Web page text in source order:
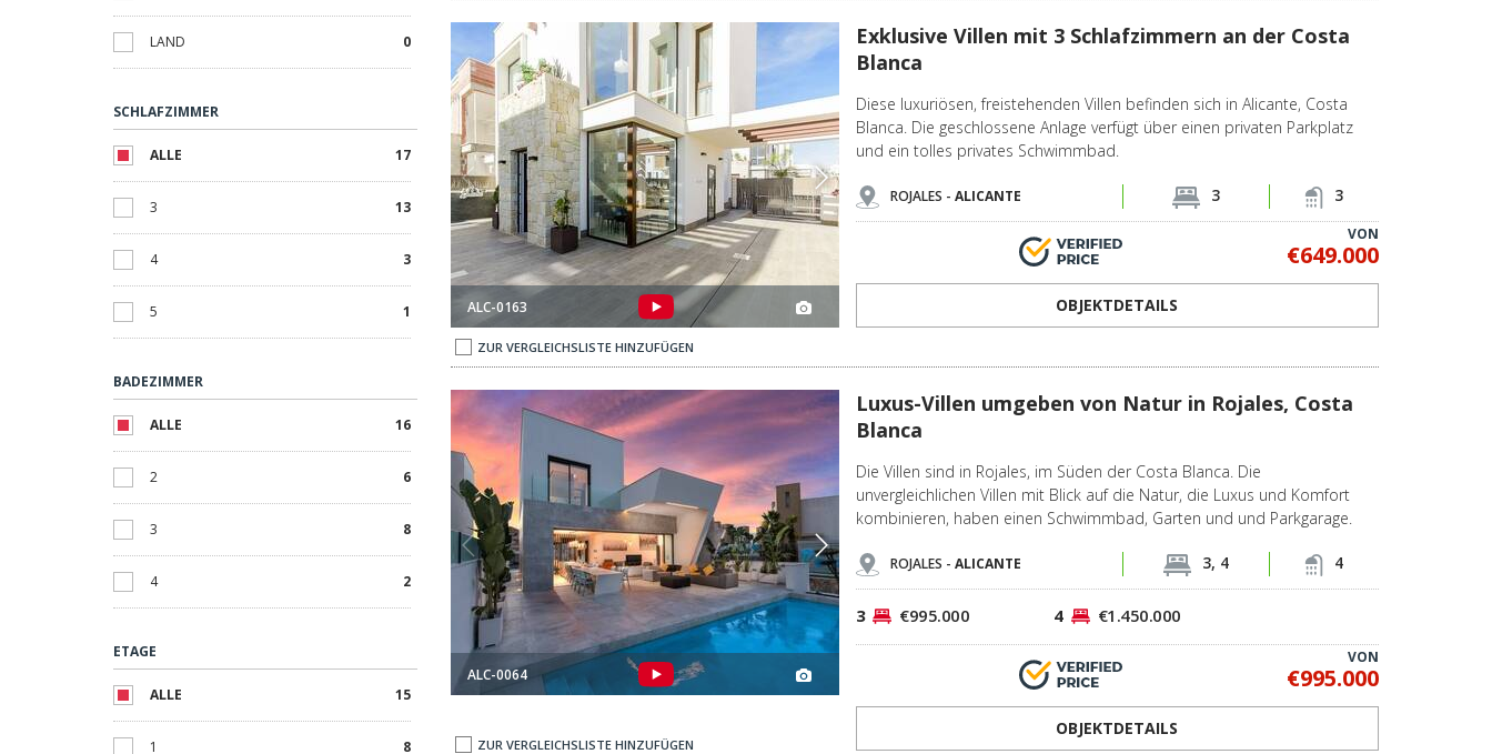
LAND 0
SCHLAFZIMMER
ALLE 17
3 13
4 3
5 1
BADEZIMMER
ALLE 16
2 6
3 8
4 2
ETAGE
ALLE 15
1 8
Exklusive Villen Mit 3 Schlafzimmern An Der Costa Blanca 2 Exklusive Villen Mit 3 Schlafzimmern An Der Costa Blanca 3
ALC-0163
Exklusive Villen mit 3 Schlafzimmern an der Costa
Blanca
Diese luxuriösen, freistehenden Villen befinden sich in Alicante, Costa
Blanca. Die geschlossene Anlage verfügt über einen privaten Parkplatz
und ein tolles privates Schwimmbad.
ROJALES - ALICANTE 3 3
VON
€649.000
OBJEKTDETAILS
ZUR VERGLEICHSLISTE HINZUFÜGEN
Luxus-villen Umgeben Von Natur In Rojales, Costa Blanca 2 Luxus-villen Umgeben Von Natur In Rojales, Costa Blanca 3
ALC-0064
Luxus-Villen umgeben von Natur in Rojales, Costa
Blanca
Die Villen sind in Rojales, im Süden der Costa Blanca. Die
unvergleichlichen Villen mit Blick auf die Natur, die Luxus und Komfort
kombinieren, haben einen Schwimmbad, Garten und und Parkgarage.
ROJALES - ALICANTE 3, 4 4
3 €995.000 4 €1.450.000
VON
€995.000
OBJEKTDETAILS
ZUR VERGLEICHSLISTE HINZUFÜGEN